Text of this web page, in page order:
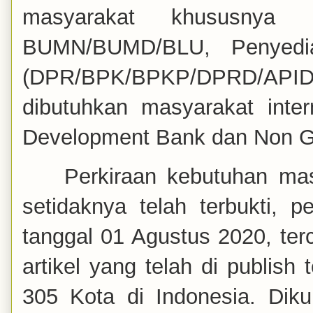
masyarakat khususnya
BUMN/BUMD/BLU,
(DPR/BPK/BPKP/DPRD/
dibutuhkan masyarakat
Development Bank dan Non
Perkiraan kebutuhan
setidaknya telah terbukti,
tanggal 01 Agustus 2020,
artikel yang telah di publish
305 Kota di Indonesia.